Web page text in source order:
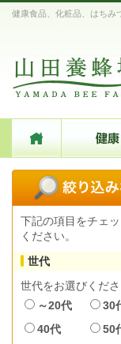
健康食品、化粧品、はちみ
下記の項目をチェ
ください。
世代
世代をお選びくださ
～20代
30
40代
50